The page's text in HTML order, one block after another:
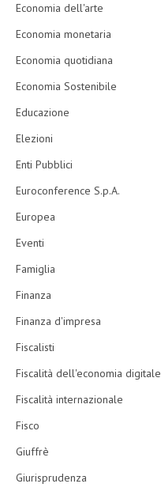
Economia dell'arte
Economia monetaria
Economia quotidiana
Economia Sostenibile
Educazione
Elezioni
Enti Pubblici
Euroconference S.p.A.
Europea
Eventi
Famiglia
Finanza
Finanza d'impresa
Fiscalisti
Fiscalità dell'economia digitale
Fiscalità internazionale
Fisco
Giuffrè
Giurisprudenza